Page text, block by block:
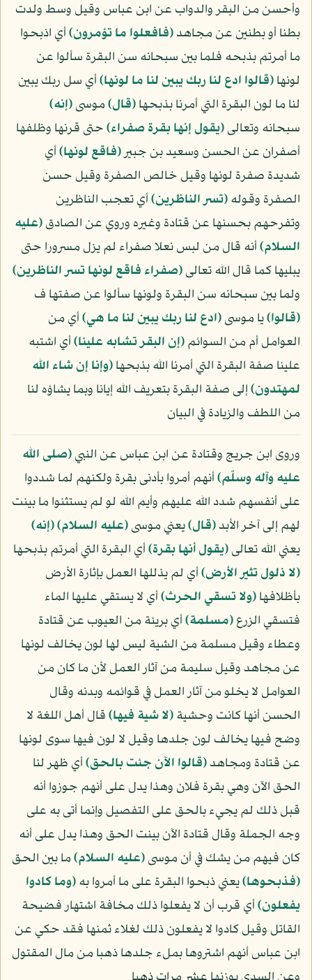
وأحسن من البقر والدواب عن ابن عباس وقيل وسط ولدت
بطنا أو بطنين عن مجاهد﴿فافعلوا ما تؤمرون﴾أي اذبحوا
ما أمرتم بذبحه فلما بين سبحانه سن البقرة سألوا عن
لونها﴿قالوا ادع لنا ربك يبين لنا ما لونها﴾أي سل ربك يبين
لنا ما لون البقرة التي أمرنا بذبحها﴿قال﴾موسى﴿إنه﴾
سبحانه وتعالى﴿يقول إنها بقرة صفراء﴾حتى قرنها وظلفها
أصفران عن الحسن وسعيد بن جبير﴿فاقع لونها﴾أي
شديدة صفرة لونها وقيل خالص الصفرة وقيل حسن
الصفرة وقوله﴿تسر الناظرين﴾أي تعجب الناظرين
وتفرحهم بحسنها عن قتادة وغيره وروي عن الصادق(عليه
السلام)أنه قال من لبس نعلا صفراء لم يزل مسرورا حتى
يبليها كما قال الله تعالى﴿صفراء فاقع لونها تسر الناظرين﴾
ولما بين سبحانه سن البقرة ولونها سألوا عن صفتها ف
﴿قالوا﴾يا موسى﴿ادع لنا ربك يبين لنا ما هي﴾أي من
العوامل أم من السوائم﴿إن البقر تشابه علينا﴾أي اشتبه
علينا صفة البقرة التي أمرنا الله بذبحها﴿وإنا إن شاء الله
لمهتدون﴾إلى صفة البقرة بتعريف الله إيانا وبما يشاؤه لنا
من اللطف والزيادة في البيان
وروى ابن جريج وقتادة عن ابن عباس عن النبي(صلى الله
عليه وآله وسلّم)أنهم أمروا بأدنى بقرة ولكنهم لما شددوا
على أنفسهم شدد الله عليهم وأيم الله لو لم يستثنوا ما بينت
لهم إلى آخر الأبد﴿قال﴾يعني موسى(عليه السلام)﴿إنه﴾
يعني الله تعالى﴿يقول أنها بقرة﴾أي البقرة التي أمرتم بذبحها
﴿لا ذلول تثير الأرض﴾أي لم يذللها العمل بإثارة الأرض
بأظلافها﴿ولا تسقي الحرث﴾أي لا يستقي عليها الماء
فتسقي الزرع﴿مسلمة﴾أي بريئة من العيوب عن قتادة
وعطاء وقيل مسلمة من الشية ليس لها لون يخالف لونها
عن مجاهد وقيل سليمة من آثار العمل لأن ما كان من
العوامل لا يخلو من آثار العمل في قوائمه وبدنه وقال
الحسن أنها كانت وحشية﴿لا شية فيها﴾قال أهل اللغة لا
وضح فيها يخالف لون جلدها وقيل لا لون فيها سوى لونها
عن قتادة ومجاهد﴿قالوا الآن جئت بالحق﴾أي ظهر لنا
الحق الآن وهي بقرة فلان وهذا يدل على أنهم جوزوا أنه
قبل ذلك لم يجيء بالحق على التفصيل وإنما أتى به على
وجه الجملة وقال قتادة الآن بينت الحق وهذا يدل على أنه
كان فيهم من يشك في أن موسى(عليه السلام)ما بين الحق
﴿فذبحوها﴾يعني ذبحوا البقرة على ما أمروا به﴿وما كادوا
يفعلون﴾أي قرب أن لا يفعلوا ذلك مخافة اشتهار فضيحة
القاتل وقيل كادوا لا يفعلون ذلك لغلاء ثمنها فقد حكي عن
ابن عباس أنهم اشتروها بملء جلدها ذهبا من مال المقتول